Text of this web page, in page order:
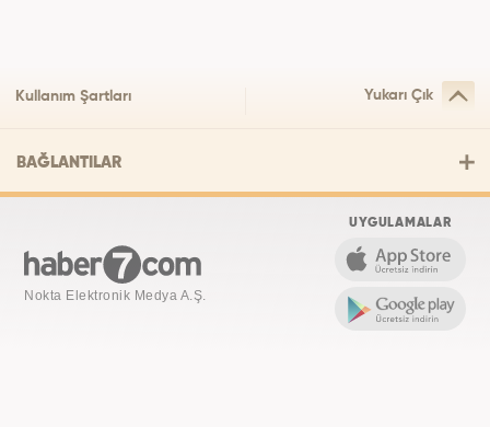
Kullanım Şartları Yukarı Çık
BAĞLANTILAR
Nokta Elektronik Medya A.Ş.
UYGULAMALAR